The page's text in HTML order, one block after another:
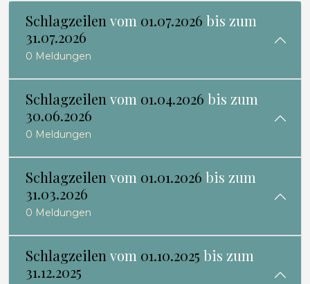
Schlagzeilenvom 01.07.2026 bis zum
31.07.2026
0 Meldungen
Schlagzeilenvom 01.04.2026 bis zum
30.06.2026
0 Meldungen
Schlagzeilenvom 01.01.2026 bis zum
31.03.2026
0 Meldungen
Schlagzeilenvom 01.10.2025 bis zum
31.12.2025